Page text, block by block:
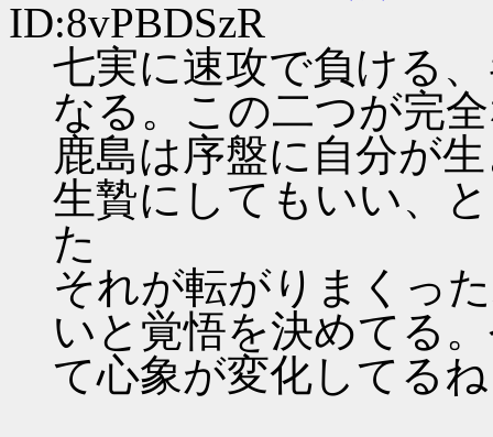
ID:8vPBDSzR
七実に速攻で負ける
なる。この二つが完
鹿島は序盤に自分が
生贄にしてもいい、
た
それが転がりまくっ
いと覚悟を決めてる
て心象が変化してるね